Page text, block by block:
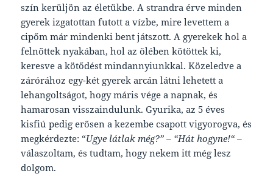
szín kerüljön az életükbe. A strandra érve minden
gyerek izgatottan futott a vízbe, mire levettem a
cipőm már mindenki bent játszott. A gyerekek hol a
felnőttek nyakában, hol az ölében kötöttek ki,
keresve a kötődést mindannyiunkkal. Közeledve a
zárórához egy-két gyerek arcán látni lehetett a
lehangoltságot, hogy máris vége a napnak, és
hamarosan visszaindulunk. Gyurika, az 5 éves
kisfiú pedig erősen a kezembe csapott vigyorogva, és
megkérdezte: “Ugye látlak még?” – “Hát hogyne!“ –
válaszoltam, és tudtam, hogy nekem itt még lesz
dolgom.